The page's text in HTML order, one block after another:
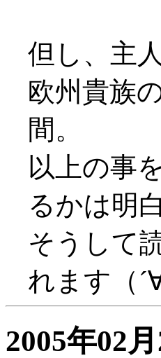
但し、主
欧州貴族
間。
以上の事
るかは明
そうして
れます（
2005年02